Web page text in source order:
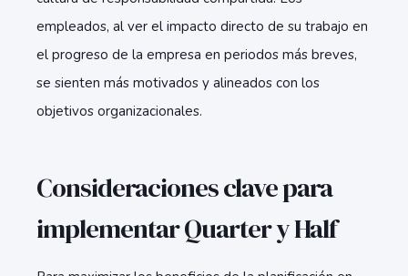
empleados, al ver el impacto directo de su trabajo en
el progreso de la empresa en periodos más breves,
se sienten más motivados y alineados con los
objetivos organizacionales.
Consideraciones clave para
implementar Quarter y Half